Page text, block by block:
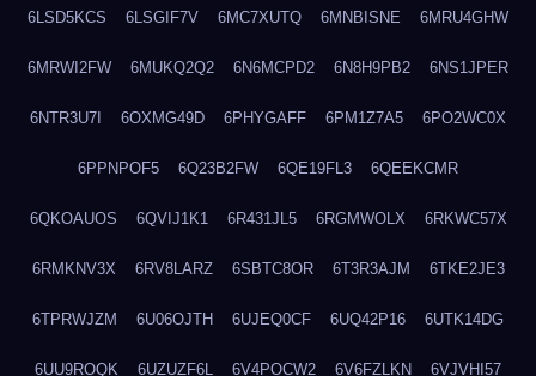
6LSD5KCS 6LSGIF7V 6MC7XUTQ 6MNBISNE 6MRU4GHW
6MRWI2FW 6MUKQ2Q2 6N6MCPD2 6N8H9PB2 6NS1JPER
6NTR3U7I 6OXMG49D 6PHYGAFF 6PM1Z7A5 6PO2WC0X
6PPNPOF5 6Q23B2FW 6QE19FL3 6QEEKCMR
6QKOAUOS 6QVIJ1K1 6R431JL5 6RGMWOLX 6RKWC57X
6RMKNV3X 6RV8LARZ 6SBTC8OR 6T3R3AJM 6TKE2JE3
6TPRWJZM 6U06OJTH 6UJEQ0CF 6UQ42P16 6UTK14DG
6UU9ROQK 6UZUZF6L 6V4POCW2 6V6FZLKN 6VJVHI57